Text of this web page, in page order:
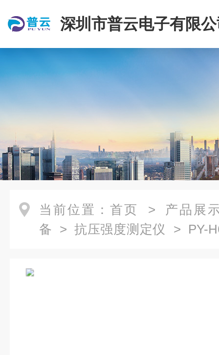
深圳市普云电子有限
当前位置： 首页 > 产品展
备 > 抗压强度测定仪 > PY-